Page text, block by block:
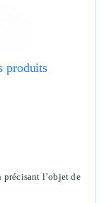
produits
l’objet de